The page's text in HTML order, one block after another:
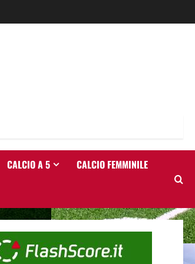
CALCIO A 5 CALCIO FEMMINILE